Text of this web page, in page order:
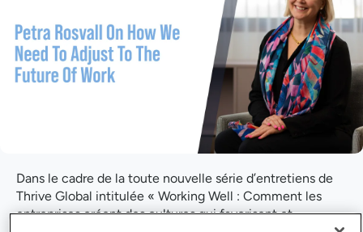
Dans le cadre de la toute nouvelle série d’entretiens de
Thrive Global intitulée « Working Well : Comment les
entreprises créent des cultures qui favorisent et